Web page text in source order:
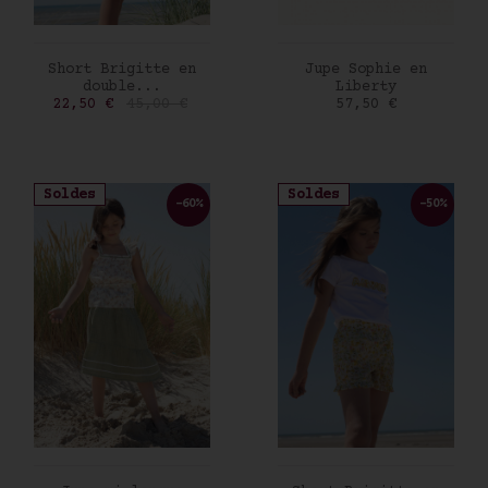
AJOUTER AU PANIER
Short Brigitte en
double...
Prix
22,50 €
AJOUTER AU PANIER
Jupe Sophie en
Liberty
Prix
57,50 €
Soldes
-60%
Soldes
-50%
Newsletter